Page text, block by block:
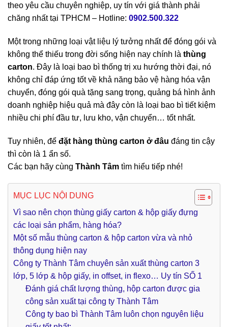
theo yêu cầu chuyên nghiệp, uy tín với giá thành phải
chăng nhất tại TPHCM – Hotline: 0902.500.322
Một trong những loại vật liệu lý tưởng nhất để đóng gói và
không thể thiếu trong đời sống hiện nay chính là thùng
carton. Đây là loại bao bì thống trị xu hướng thời đại, nó
không chỉ đáp ứng tốt về khả năng bảo vệ hàng hóa vận
chuyển, đóng gói quà tặng sang trọng, quảng bá hình ảnh
doanh nghiệp hiệu quả mà đây còn là loại bao bì tiết kiệm
nhiều chi phí đầu tư, lưu kho, vận chuyển… tốt nhất.
Tuy nhiên, để đặt hàng thùng carton ở đâu đáng tin cậy
thì còn là 1 ẩn số.
Các bạn hãy cùng Thành Tâm tìm hiểu tiếp nhé!
MỤC LỤC NỘI DUNG
Vì sao nên chọn thùng giấy carton & hộp giấy đựng
các loại sản phẩm, hàng hóa?
Một số mẫu thùng carton & hộp carton vừa và nhỏ
thông dụng hiện nay
Công ty Thành Tâm chuyên sản xuất thùng carton 3
lớp, 5 lớp & hộp giấy, in offset, in flexo… Uy tín SỐ 1
Đánh giá chất lượng thùng, hộp carton được gia
công sản xuất tại công ty Thành Tâm
Công ty bao bì Thành Tâm luôn chọn nguyên liệu